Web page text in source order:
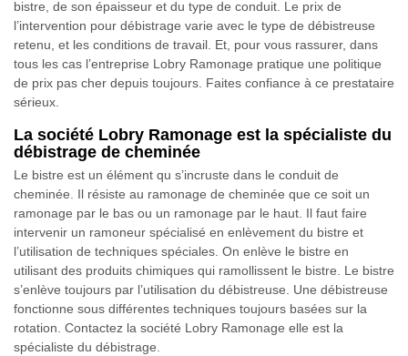
bistre, de son épaisseur et du type de conduit. Le prix de
l’intervention pour débistrage varie avec le type de débistreuse
retenu, et les conditions de travail. Et, pour vous rassurer, dans
tous les cas l’entreprise Lobry Ramonage pratique une politique
de prix pas cher depuis toujours. Faites confiance à ce prestataire
sérieux.
La société Lobry Ramonage est la spécialiste du
débistrage de cheminée
Le bistre est un élément qu s’incruste dans le conduit de
cheminée. Il résiste au ramonage de cheminée que ce soit un
ramonage par le bas ou un ramonage par le haut. Il faut faire
intervenir un ramoneur spécialisé en enlèvement du bistre et
l’utilisation de techniques spéciales. On enlève le bistre en
utilisant des produits chimiques qui ramollissent le bistre. Le bistre
s’enlève toujours par l’utilisation du débistreuse. Une débistreuse
fonctionne sous différentes techniques toujours basées sur la
rotation. Contactez la société Lobry Ramonage elle est la
spécialiste du débistrage.